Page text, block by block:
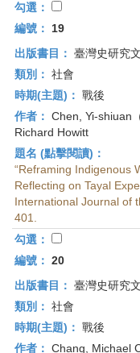
勾選：
編號：
19
出版書目： 臺灣史研究
類別： 社會
時期(主題)： 戰後
作者： Chen, Yi-shiuan
Richard Howitt
題名 (點擊閱讀)：
“Reframing Indigenous
Reflecting on Tayal
International Journal of
401.
勾選：
編號： 20
出版書目： 臺灣史研究
類別： 社會
時期(主題)： 戰後
作者： Chang, Michael